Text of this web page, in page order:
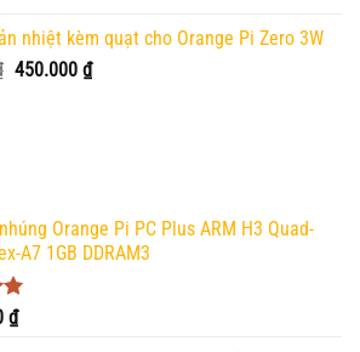
nhiệt kèm quạt cho Orange Pi Zero 3W
Giá
450.000 ₫Giá
Orange Pi PC Plus ARM H3 Quad-
A7 1GB DDRAM3
₫